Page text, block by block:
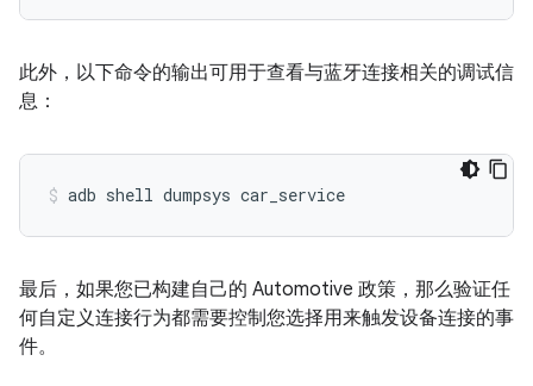
此外，以下命令的输出可用于查看与蓝牙连接相关的调试信
息：
adb shell dumpsys car_service
最后，如果您已构建自己的 Automotive 政策，那么验证任
何自定义连接行为都需要控制您选择用来触发设备连接的事
件。